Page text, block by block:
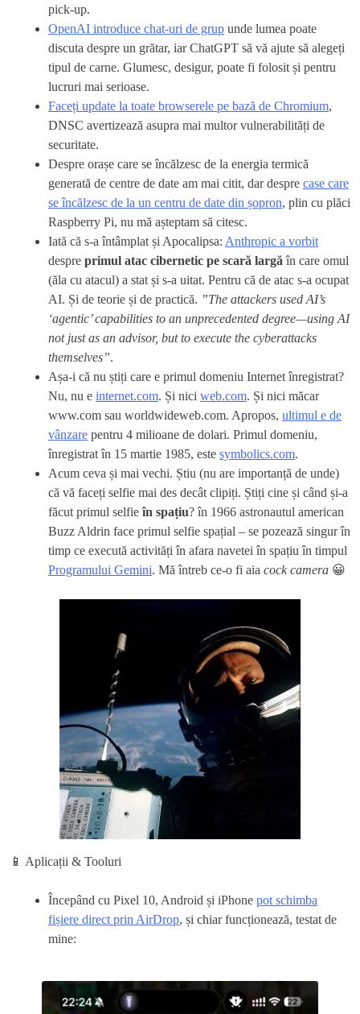
pick-up.
OpenAI introduce chat-uri de grup unde lumea poate
discuta despre un grătar, iar ChatGPT să vă ajute să alegeți
tipul de carne. Glumesc, desigur, poate fi folosit și pentru
lucruri mai serioase.
Faceți update la toate browserele pe bază de Chromium,
DNSC avertizează asupra mai multor vulnerabilități de
securitate.
Despre orașe care se încălzesc de la energia termică
generată de centre de date am mai citit, dar despre case care
se încălzesc de la un centru de date din șopron, plin cu plăci
Raspberry Pi, nu mă așteptam să citesc.
Iată că s-a întâmplat și Apocalipsa: Anthropic a vorbit
despre primul atac cibernetic pe scară largă în care omul
(ăla cu atacul) a stat și s-a uitat. Pentru că de atac s-a ocupat
AI. Și de teorie și de practică. ”The attackers used AI’s
‘agentic’ capabilities to an unprecedented degree—using AI
not just as an advisor, but to execute the cyberattacks
themselves”.
Așa-i că nu știți care e primul domeniu Internet înregistrat?
Nu, nu e internet.com. Și nici web.com. Și nici măcar
www.com sau worldwideweb.com. Apropos, ultimul e de
vânzare pentru 4 milioane de dolari. Primul domeniu,
înregistrat în 15 martie 1985, este symbolics.com.
Acum ceva și mai vechi. Știu (nu are importanță de unde)
că vă faceți selfie mai des decât clipiți. Știți cine și când și-a
făcut primul selfieîn spațiu? în 1966 astronautul american
Buzz Aldrin face primul selfie spațial – se pozează singur în
timp ce execută activități în afara navetei în spațiu în timpul
Programului Gemini. Mă întreb ce-o fi aia cock camera 😀
📱 Aplicații & Tooluri
Începând cu Pixel 10, Android și iPhone pot schimba
fișiere direct prin AirDrop, și chiar funcționează, testat de
mine: